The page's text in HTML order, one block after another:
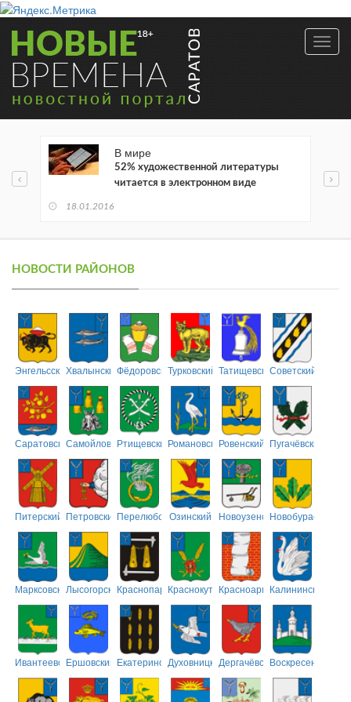
В мире
52% художественной литературы
читается в электронном виде
18.01.2016
НОВОСТИ РАЙОНОВ
ЭнгельсскийХвалынскийФёдоровскийТурковский ТатищевскийСоветский
СаратовскийСамойловскийРтищевскийРомановскийРовенский Пугачёвский
Питерский ПетровскийПерелюбскийОзинский НовоузенскийНовобурасский
МарксовскийЛысогорскийКраснопартизанский
КраснокутскийКрасноармейский
Калининский
ИвантеевскийЕршовский ЕкатериновскийДуховницкийДергачёвскийВоскресенский